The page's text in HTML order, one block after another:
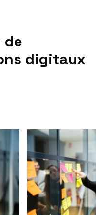
de
digitaux